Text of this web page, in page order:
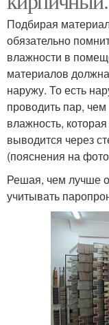
Подбирая
обязательно
влажности в
материалов
наружу. То есть
проводить пар,
влажность,
выводится через
(пояснения на
Решая, чем лучше
учитывать